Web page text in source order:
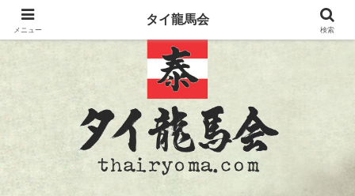
メニュー
タイ龍馬会
検索